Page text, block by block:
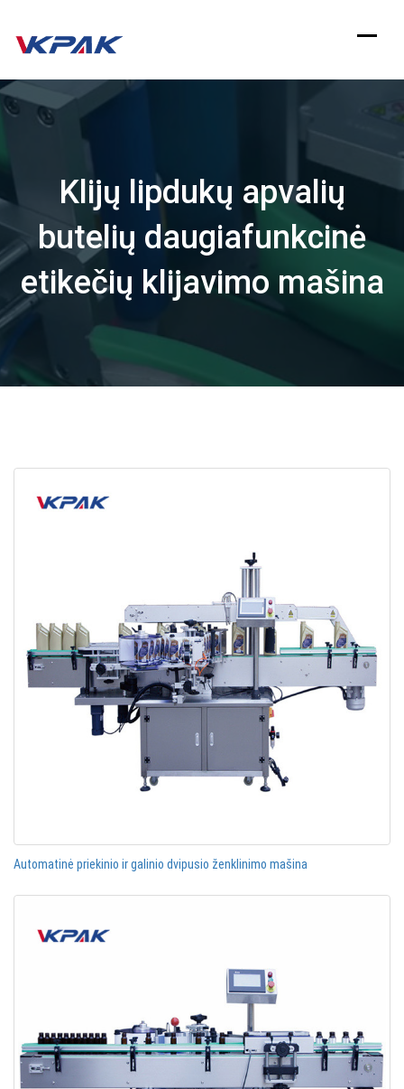
Pereiti
prie
Klijų lipdukų apvalių
butelių daugiafunkcinė
etikečių klijavimo mašina
Automatinė priekinio ir galinio dvipusio ženklinimo mašina